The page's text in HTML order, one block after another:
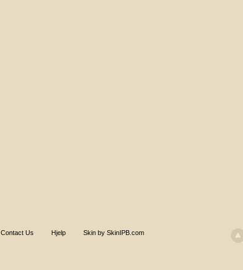
Contact Us Hjelp Skin by SkinIPB.com